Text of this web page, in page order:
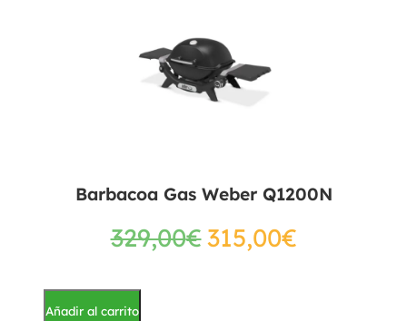
Barbacoa Gas Weber Q1200N
329,00€315,00€
Añadir al carrito